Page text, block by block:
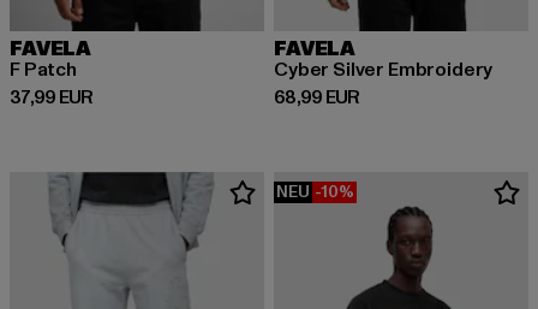
FAVELA
F Patch
37,99 EUR
Derzeitiger Preis: 37,99 EUR
FAVELA
Cyber Silver Embroidery
68,99 EUR
Derzeitiger Preis: 68,99 EUR
NEU -10%